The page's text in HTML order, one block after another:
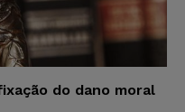
do dano moral